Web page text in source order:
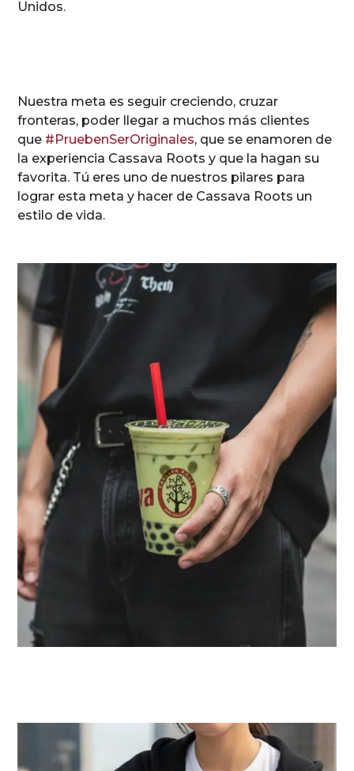
Unidos.
Nuestra meta es seguir creciendo, cruzar
fronteras, poder llegar a muchos más clientes
que #PruebenSerOriginales, que se enamoren de
la experiencia Cassava Roots y que la hagan su
favorita. Tú eres uno de nuestros pilares para
lograr esta meta y hacer de Cassava Roots un
estilo de vida.